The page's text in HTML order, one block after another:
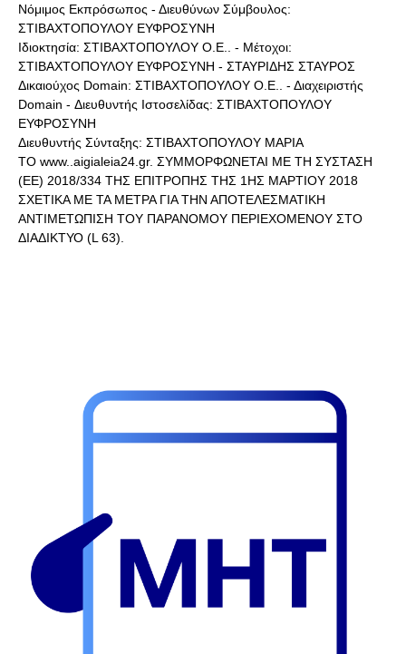
Νόμιμος Εκπρόσωπος - Διευθύνων Σύμβουλος:
ΣΤΙΒΑΧΤΟΠΟΥΛΟΥ ΕΥΦΡΟΣΥΝΗ
Ιδιοκτησία: ΣΤΙΒΑΧΤΟΠΟΥΛΟΥ Ο.Ε.. - Μέτοχοι:
ΣΤΙΒΑΧΤΟΠΟΥΛΟΥ ΕΥΦΡΟΣΥΝΗ - ΣΤΑΥΡΙΔΗΣ ΣΤΑΥΡΟΣ
Δικαιούχος Domain: ΣΤΙΒΑΧΤΟΠΟΥΛΟΥ Ο.Ε.. - Διαχειριστής
Domain - Διευθυντής Ιστοσελίδας: ΣΤΙΒΑΧΤΟΠΟΥΛΟΥ
ΕΥΦΡΟΣΥΝΗ
Διευθυντής Σύνταξης: ΣΤΙΒΑΧΤΟΠΟΥΛΟΥ ΜΑΡΙΑ
ΤΟ www..aigialeia24.gr. ΣΥΜΜΟΡΦΩΝΕΤΑΙ ΜΕ ΤΗ ΣΥΣΤΑΣΗ
(ΕΕ) 2018/334 ΤΗΣ ΕΠΙΤΡΟΠΗΣ ΤΗΣ 1ΗΣ ΜΑΡΤΙΟΥ 2018
ΣΧΕΤΙΚΑ ΜΕ ΤΑ ΜΕΤΡΑ ΓΙΑ ΤΗΝ ΑΠΟΤΕΛΕΣΜΑΤΙΚΗ
ΑΝΤΙΜΕΤΩΠΙΣΗ ΤΟΥ ΠΑΡΑΝΟΜΟΥ ΠΕΡΙΕΧΟΜΕΝΟΥ ΣΤΟ
ΔΙΑΔΙΚΤΥΟ (L 63).